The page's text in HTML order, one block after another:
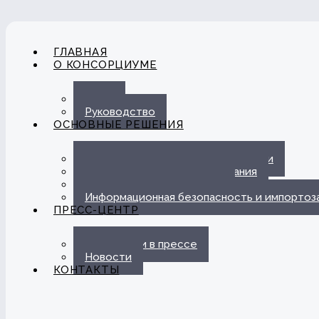
ГЛАВНАЯ
О КОНСОРЦИУМЕ
Руководство
ОСНОВНЫЕ РЕШЕНИЯ
Автоматизация ЭДО с Госорганами
Цифровые каналы обслуживания
Информационная безопасность и
ПРЕСС-ЦЕНТР
Публикации в прессе
Новости
КОНТАКТЫ